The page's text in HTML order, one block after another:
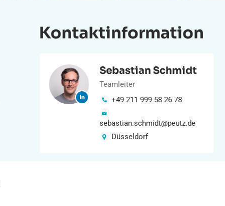
Kontaktinformation
Sebastian Schmidt
Teamleiter
+49 211 999 58 26 78
sebastian.schmidt@peutz.de
Düsseldorf